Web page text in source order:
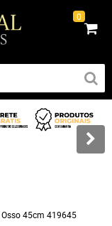
0
45cm 419645